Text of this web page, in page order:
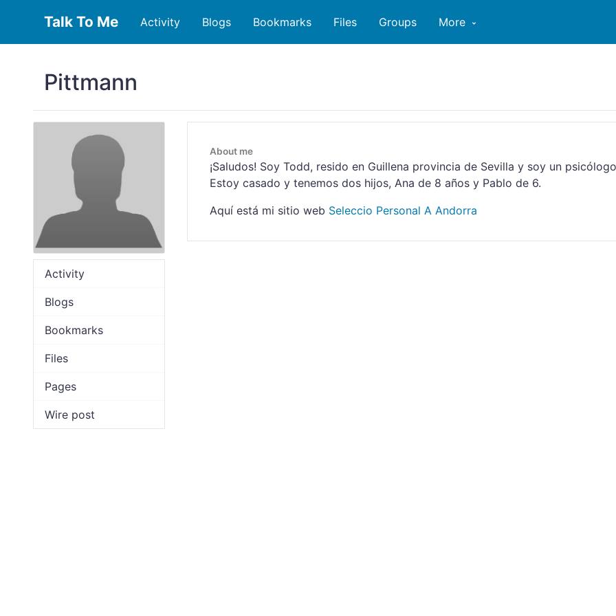
Talk To Me Activity Blogs Bookmarks Files Groups More
Pittmann
Activity
Blogs
Bookmarks
Files
Pages
Wire post
About me
¡Saludos! Soy Todd, resido en Guillena provincia de Sevilla y soy un
Estoy casado y tenemos dos hijos, Ana de 8 años y Pablo de 6.
Aquí está mi sitio web Seleccio Personal A Andorra